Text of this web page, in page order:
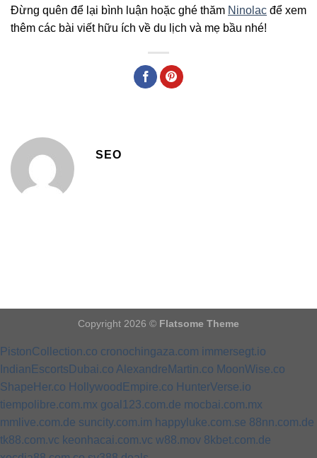
Đừng quên để lại bình luận hoặc ghé thăm Ninolac để xem
thêm các bài viết hữu ích về du lịch và mẹ bầu nhé!
SEO
Copyright 2026 © Flatsome Theme
PistonCollection.co cronochingaza.com immersegt.io
IndianEscortsDubai.co AlexandreMartin.co MoonWise.co
ShapeHer.co HollywoodEmpire.co HunterVerse.io
tiempolibre.com.mx goal123.com.de mocbai.com.mx
mmlive.com.de suncity.com.im happyluke.com.se 88nn.com.de
tk88.com.vc keonhacai.com.vc w88.mov 8kbet.com.de